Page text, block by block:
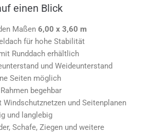
einen Blick
Maßen 6,00 x 3,60 m
für hohe Stabilität
Runddach erhältlich
und Weideunterstand
Seiten möglich
begehbar
Windschutznetzen und Seitenplanen
und langlebig
Schafe, Ziegen und weitere